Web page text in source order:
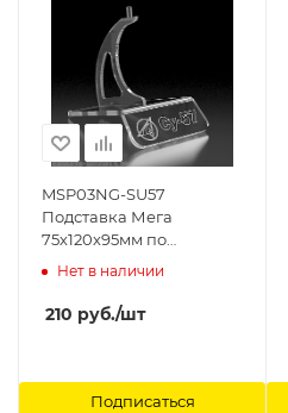
MSP03NG-SU57
Подставка Мега
75х120х95мм по
предзаказу c
Сервис
Нет в наличии
210 руб./шт
Подписаться